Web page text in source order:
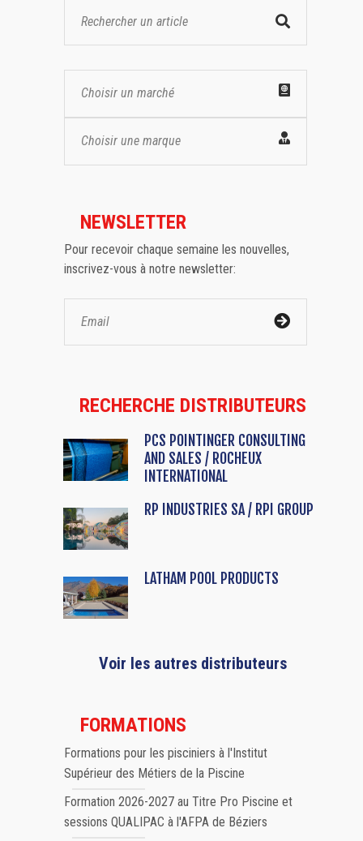
Choisir un marché
Choisir une marque
NEWSLETTER
Pour recevoir chaque semaine les nouvelles,
inscrivez-vous à notre newsletter:
RECHERCHE DISTRIBUTEURS
PCS POINTINGER CONSULTING
AND SALES / ROCHEUX
INTERNATIONAL
RP INDUSTRIES SA / RPI GROUP
LATHAM POOL PRODUCTS
Voir les autres distributeurs
FORMATIONS
Formations pour les pisciniers à l'Institut
Supérieur des Métiers de la Piscine
Formation 2026-2027 au Titre Pro Piscine et
sessions QUALIPAC à l'AFPA de Béziers